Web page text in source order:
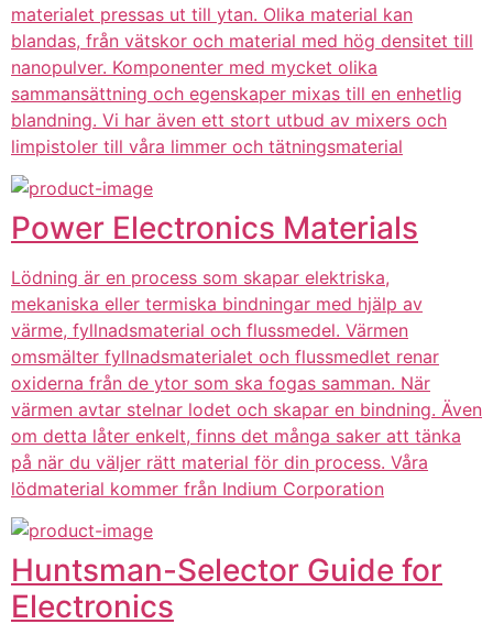
materialet pressas ut till ytan. Olika material kan
blandas, från vätskor och material med hög densitet till
nanopulver. Komponenter med mycket olika
sammansättning och egenskaper mixas till en enhetlig
blandning. Vi har även ett stort utbud av mixers och
limpistoler till våra limmer och tätningsmaterial
Power Electronics Materials
Lödning är en process som skapar elektriska,
mekaniska eller termiska bindningar med hjälp av
värme, fyllnadsmaterial och flussmedel. Värmen
omsmälter fyllnadsmaterialet och flussmedlet renar
oxiderna från de ytor som ska fogas samman. När
värmen avtar stelnar lodet och skapar en bindning. Även
om detta låter enkelt, finns det många saker att tänka
på när du väljer rätt material för din process. Våra
lödmaterial kommer från Indium Corporation
Huntsman-Selector Guide for
Electronics